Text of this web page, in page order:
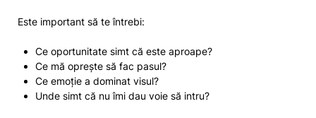
Este important să te întrebi:
Ce oportunitate simt că este aproape?
Ce mă oprește să fac pasul?
Ce emoție a dominat visul?
Unde simt că nu îmi dau voie să intru?